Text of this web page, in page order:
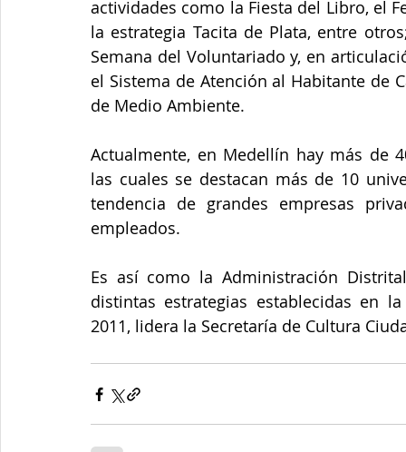
actividades como la Fiesta del Libro, el
la estrategia Tacita de Plata, entre
Semana del Voluntariado y, en
el Sistema de Atención al Habitante de
de Medio Ambiente.
Actualmente, en Medellín hay más de
las cuales se destacan más de 10
tendencia de grandes empresas
empleados.
Es así como la Administración
distintas estrategias establecidas en
2011, lidera la Secretaría de Cultura